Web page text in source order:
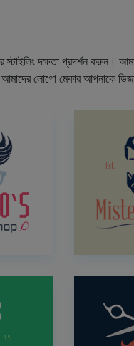
দক্ষতা প্রদর্শন করুন।
লোগো মেকার আপনাকে